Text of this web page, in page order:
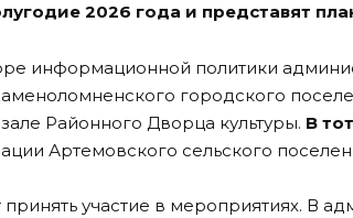
2026 года и представят
информационной политики
городского
Районного Дворца культуры. В
Артемовского сельского
участие в мероприятиях. В